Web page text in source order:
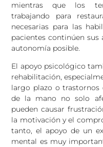
mientras que los
trabajando para
necesarias para las
pacientes continúen sus
autonomía posible.
El apoyo psicológico
rehabilitación,
largo plazo o trastornos
de la mano no solo
pueden causar
la motivación y el
tanto, el apoyo de un
mental es muy